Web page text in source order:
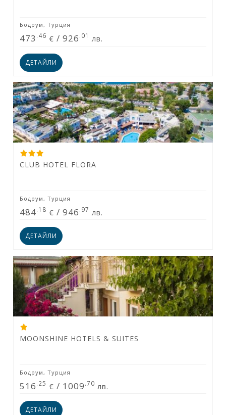
Бодрум, Турция
473 .46 € /926.01 лв.
ДЕТАЙЛИ
CLUB HOTEL FLORA
Бодрум, Турция
484.18 € /946.97 лв.
ДЕТАЙЛИ
MOONSHINE HOTELS & SUITES
Бодрум, Турция
516.25 € / 1009.70 лв.
ДЕТАЙЛИ